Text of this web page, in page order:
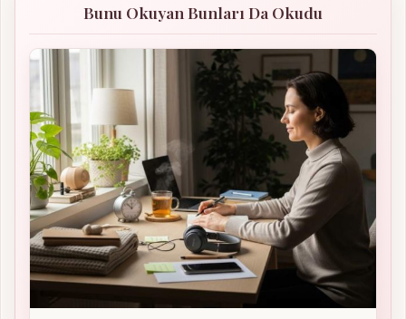
Bunu Okuyan Bunları Da Okudu